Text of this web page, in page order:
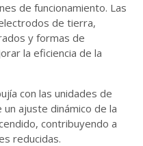
de funcionamiento. Las
de tierra,
y formas de
la eficiencia de la
con las unidades de
ajuste dinámico de la
contribuyendo a
reducidas.